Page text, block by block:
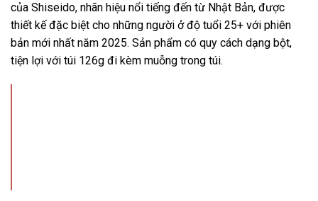
của Shiseido, nhãn hiệu nổi tiếng đến từ Nhật Bản, được
thiết kế đặc biệt cho những người ở độ tuổi 25+ với phiên
bản mới nhất năm 2025. Sản phẩm có quy cách dạng bột,
tiện lợi với túi 126g đi kèm muỗng trong túi.